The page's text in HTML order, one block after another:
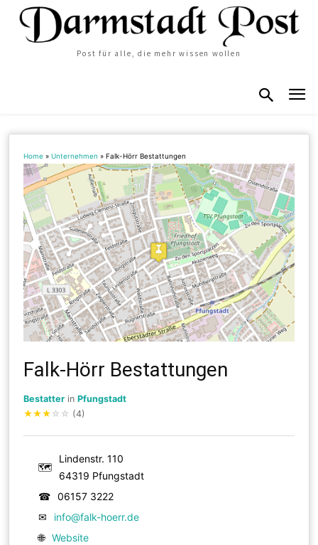
Post für alle, die mehr wissen wollen
Home »Unternehmen »Falk-Hörr Bestattungen
Falk-Hörr Bestattungen
Bestatter inPfungstadt
★★★ ☆ ☆ (4)
🗺
Lindenstr. 110
64319 Pfungstadt
☎
06157 3222
✉
info@falk-hoerr.de
🌐 Website